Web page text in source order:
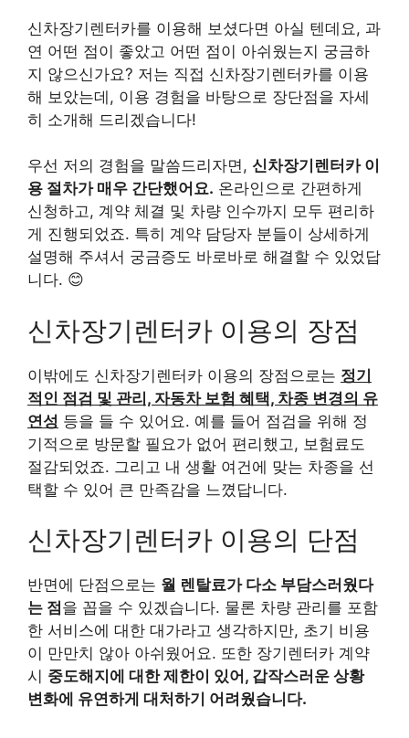
신차장기렌터카를 이용해 보셨다면 아실 텐데요, 과
연 어떤 점이 좋았고 어떤 점이 아쉬웠는지 궁금하
지 않으신가요? 저는 직접 신차장기렌터카를 이용
해 보았는데, 이용 경험을 바탕으로 장단점을 자세
히 소개해 드리겠습니다!
우선 저의 경험을 말씀드리자면, 신차장기렌터카 이
용 절차가 매우 간단했어요. 온라인으로 간편하게
신청하고, 계약 체결 및 차량 인수까지 모두 편리하
게 진행되었죠. 특히 계약 담당자 분들이 상세하게
설명해 주셔서 궁금증도 바로바로 해결할 수 있었답
니다. 😊
신차장기렌터카 이용의 장점
이밖에도 신차장기렌터카 이용의 장점으로는 정기
적인 점검 및 관리, 자동차 보험 혜택, 차종 변경의 유
연성 등을 들 수 있어요. 예를 들어 점검을 위해 정
기적으로 방문할 필요가 없어 편리했고, 보험료도
절감되었죠. 그리고 내 생활 여건에 맞는 차종을 선
택할 수 있어 큰 만족감을 느꼈답니다.
신차장기렌터카 이용의 단점
반면에 단점으로는 월 렌탈료가 다소 부담스러웠다
는 점 을 꼽을 수 있겠습니다. 물론 차량 관리를 포함
한 서비스에 대한 대가라고 생각하지만, 초기 비용
이 만만치 않아 아쉬웠어요. 또한 장기렌터카 계약
시 중도해지에 대한 제한이 있어, 갑작스러운 상황
변화에 유연하게 대처하기 어려웠습니다.